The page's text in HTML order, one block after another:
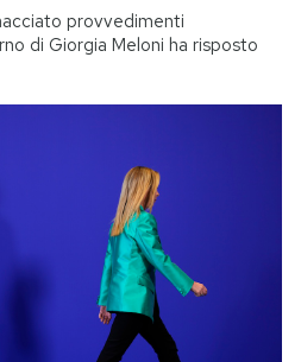
provvedimenti
di Giorgia Meloni ha risposto